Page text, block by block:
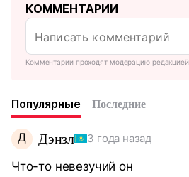
КОММЕНТАРИИ
Комментарии проходят модерацию редакцией
Популярные Последние
Д Дэнзл 3 года назад
Что-то невезучий он